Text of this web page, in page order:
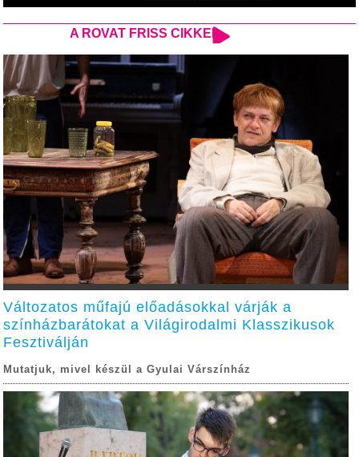
A ROVAT FRISS CIKKEI
Változatos műfajú előadásokkal várják a
színházbarátokat a Világirodalmi Klasszikusok
Fesztiválján
Mutatjuk, mivel készül a Gyulai Várszínház